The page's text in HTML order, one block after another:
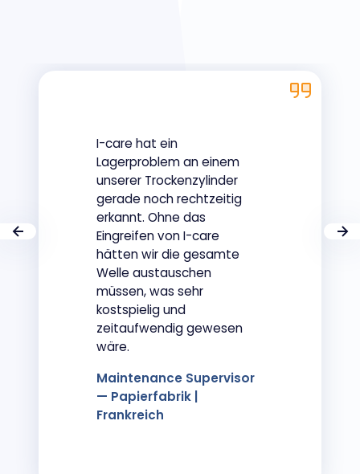
I-care hat ein
Lagerproblem an einem
unserer Trockenzylinder
gerade noch rechtzeitig
erkannt. Ohne das
Eingreifen von I-care
hätten wir die gesamte
Welle austauschen
müssen, was sehr
kostspielig und
zeitaufwendig gewesen
wäre.
Maintenance Supervisor
— Papierfabrik |
Frankreich